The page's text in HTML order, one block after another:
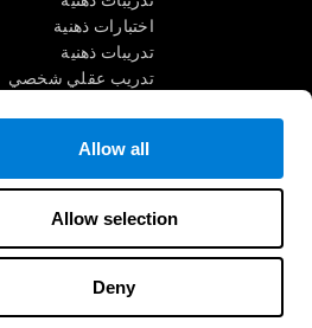
Allow all
Allow selection
Deny
اختبارات ذهنية
تدريبات ذهنية
تدريب عقلي شخصي
فهم القراءة
الأطفال الموهوبون
معارك الدماغ